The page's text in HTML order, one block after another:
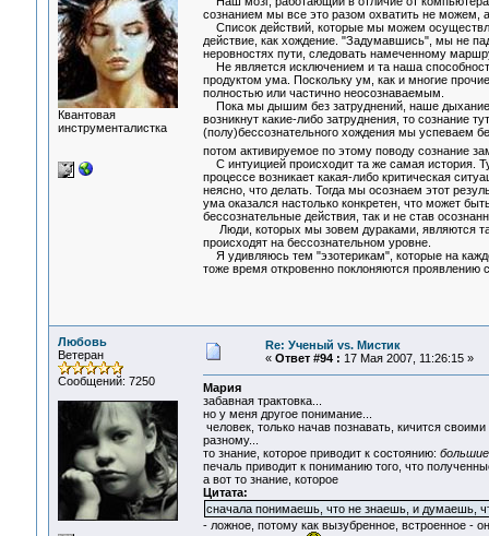
Квантовая
инструменталистка
сознанием мы все это разом охватить не можем,
Список действий, которые мы можем
действие, как хождение. "Задумавшись", мы не
неровностях пути, следовать намеченному
Не является исключением и та наша
продуктом ума. Поскольку ум, как и многие
полностью или частично неосознаваемым.
Пока мы дышим без затруднений, наше дыхание
возникнут какие-либо затруднения, то сознание
(полу)бессознательного хождения мы успеваем
потом активируемое по этому поводу сознание
С интуицией происходит та же самая история.
процессе возникает какая-либо критическая
неясно, что делать. Тогда мы осознаем этот
ума оказался настолько конкретен, что может
бессознательные действия, так и не став
Люди, которых мы зовем дураками, являются
происходят на бессознательном уровне.
Я удивляюсь тем "эзотерикам", которые на
тоже время откровенно поклоняются
Любовь
Ветеран
Сообщений: 7250
Re: Ученый vs. Мистик
« Ответ #94 : 17 Мая 2007, 11:26:15 »
Мария
забавная трактовка...
но у меня другое понимание...
человек, только начав познавать, кичится
разному...
то знание, которое приводит к состоянию:
печаль приводит к пониманию того, что
а вот то знание, которое
Цитата:
сначала понимаешь, что не знаешь, и думаешь,
- ложное, потому как вызубренное, встроенное -